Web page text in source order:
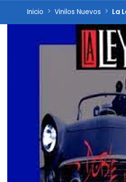
Inicio Vinilos Nuevos La